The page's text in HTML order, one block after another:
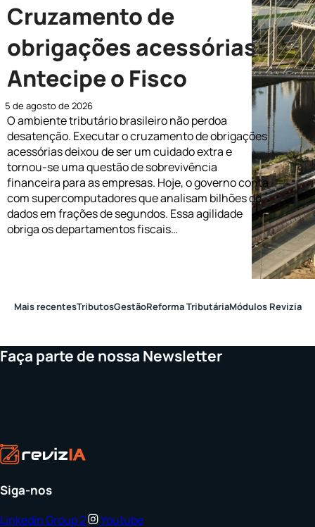
Cruzamento de
obrigações acessórias:
Antecipe o Fisco
5 de agosto de 2026
O ambiente tributário brasileiro não perdoa
desatenção. Executar o cruzamento de obrigações
acessórias deixou de ser um cuidado extra e
tornou-se uma questão de sobrevivência
financeira para as empresas. Hoje, o governo conta
com supercomputadores que analisam bilhões de
dados em frações de segundos. Essa agilidade
obriga os departamentos fiscais…
Mais recentesTributosGestãoReforma TributáriaMódulos Revizia
Faça parte de nossa Newsletter
Siga-nos
LinkedinGroup 2 Youtube